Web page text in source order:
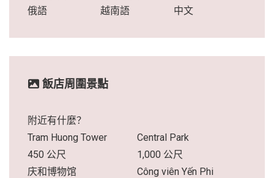
俄語
越南語 中文
飯店周圍景點
附近有什麼？
Tram Huong Tower
450 公尺
Central Park
1,000 公尺
庆和博物馆
Công viên Yến Phi